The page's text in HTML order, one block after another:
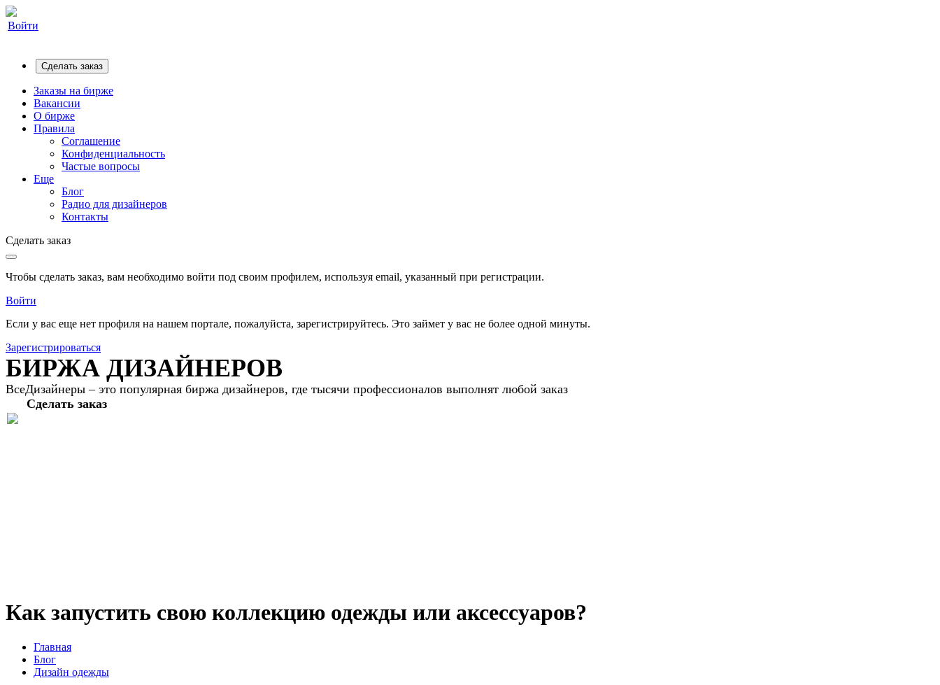
Войти
Сделать заказ
Заказы на бирже
Вакансии
О бирже
Правила
Соглашение
Конфиденциальность
Частые вопросы
Еще
Блог
Радио для дизайнеров
Контакты
Сделать заказ
Чтобы сделать заказ, вам необходимо войти под своим профилем, используя email, указанный при регистрации.
Войти
Если у вас еще нет профиля на нашем портале, пожалуйста, зарегистрируйтесь. Это займет у вас не более одной минуты.
Зарегистрироваться
БИРЖА ДИЗАЙНЕРОВ
ВсеДизайнеры – это популярная биржа дизайнеров, где тысячи профессионалов выполнят любой заказ
Сделать заказ
Как запустить свою коллекцию одежды или аксессуаров?
Главная
Блог
Дизайн одежды